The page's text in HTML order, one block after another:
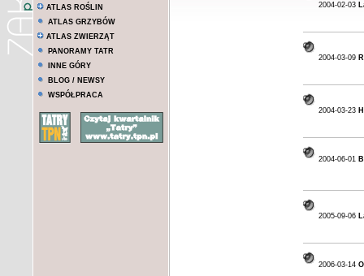
ATLAS ROŚLIN
ATLAS GRZYBÓW
ATLAS ZWIERZĄT
PANORAMY TATR
INNE GÓRY
BLOG / NEWSY
WSPÓŁPRACA
2004-02-03
2004-03-09
2004-03-23
2004-06-01
2005-09-06
2006-03-14